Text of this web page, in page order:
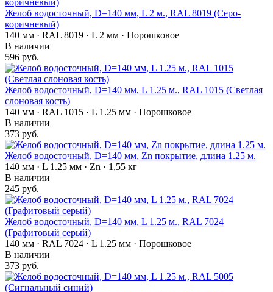
Желоб водосточный, D=140 мм, L 2 м., RAL 8019 (Серо-
коричневый)
140 мм · RAL 8019 · L 2 мм · Порошковое
В наличии
596 руб.
Желоб водосточный, D=140 мм, L 1.25 м., RAL 1015 (Светлая
слоновая кость)
140 мм · RAL 1015 · L 1.25 мм · Порошковое
В наличии
373 руб.
Желоб водосточный, D=140 мм, Zn покрытие, длина 1.25 м.
140 мм · L 1.25 мм · Zn · 1,55 кг
В наличии
245 руб.
Желоб водосточный, D=140 мм, L 1.25 м., RAL 7024
(Графитовый серый)
140 мм · RAL 7024 · L 1.25 мм · Порошковое
В наличии
373 руб.